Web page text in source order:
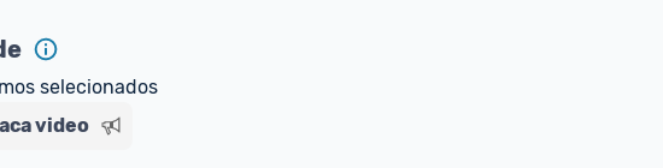
selecionados
video